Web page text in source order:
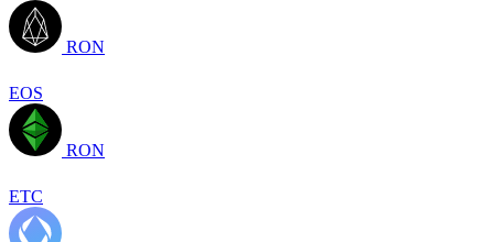
RON
EOS
RON
ETC